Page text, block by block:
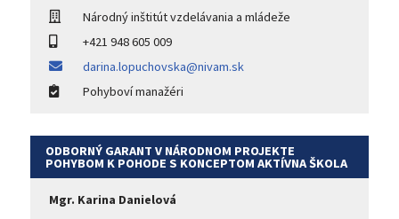
Národný inštitút vzdelávania a mládeže
+421 948 605 009
darina.lopuchovska@nivam.sk
Pohyboví manažéri
ODBORNÝ GARANT V NÁRODNOM PROJEKTE
POHYBOM K POHODE S KONCEPTOM AKTÍVNA ŠKOLA
Mgr. Karina Danielová